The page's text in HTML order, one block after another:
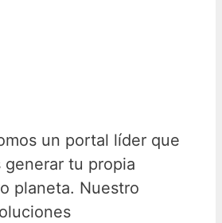
un portal líder que
tu propia
planeta. Nuestro